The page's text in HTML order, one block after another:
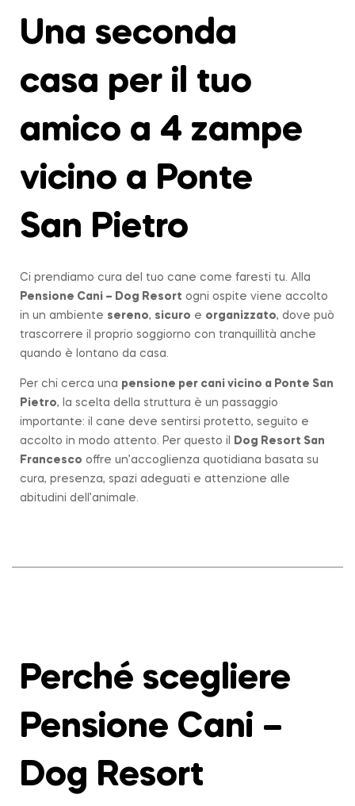
Una seconda
casa per il tuo
amico a 4 zampe
vicino a Ponte
San Pietro
Ci prendiamo cura del tuo cane come faresti tu. Alla
Pensione Cani – Dog Resort ogni ospite viene accolto
in un ambiente sereno, sicuro e organizzato, dove può
trascorrere il proprio soggiorno con tranquillità anche
quando è lontano da casa.
Per chi cerca una pensione per cani vicino a Ponte San
Pietro, la scelta della struttura è un passaggio
importante: il cane deve sentirsi protetto, seguito e
accolto in modo attento. Per questo il
Dog Resort San
Francesco offre un’accoglienza quotidiana basata su
cura, presenza, spazi adeguati e attenzione alle
abitudini dell’animale.
Perché scegliere
Pensione Cani –
Dog Resort